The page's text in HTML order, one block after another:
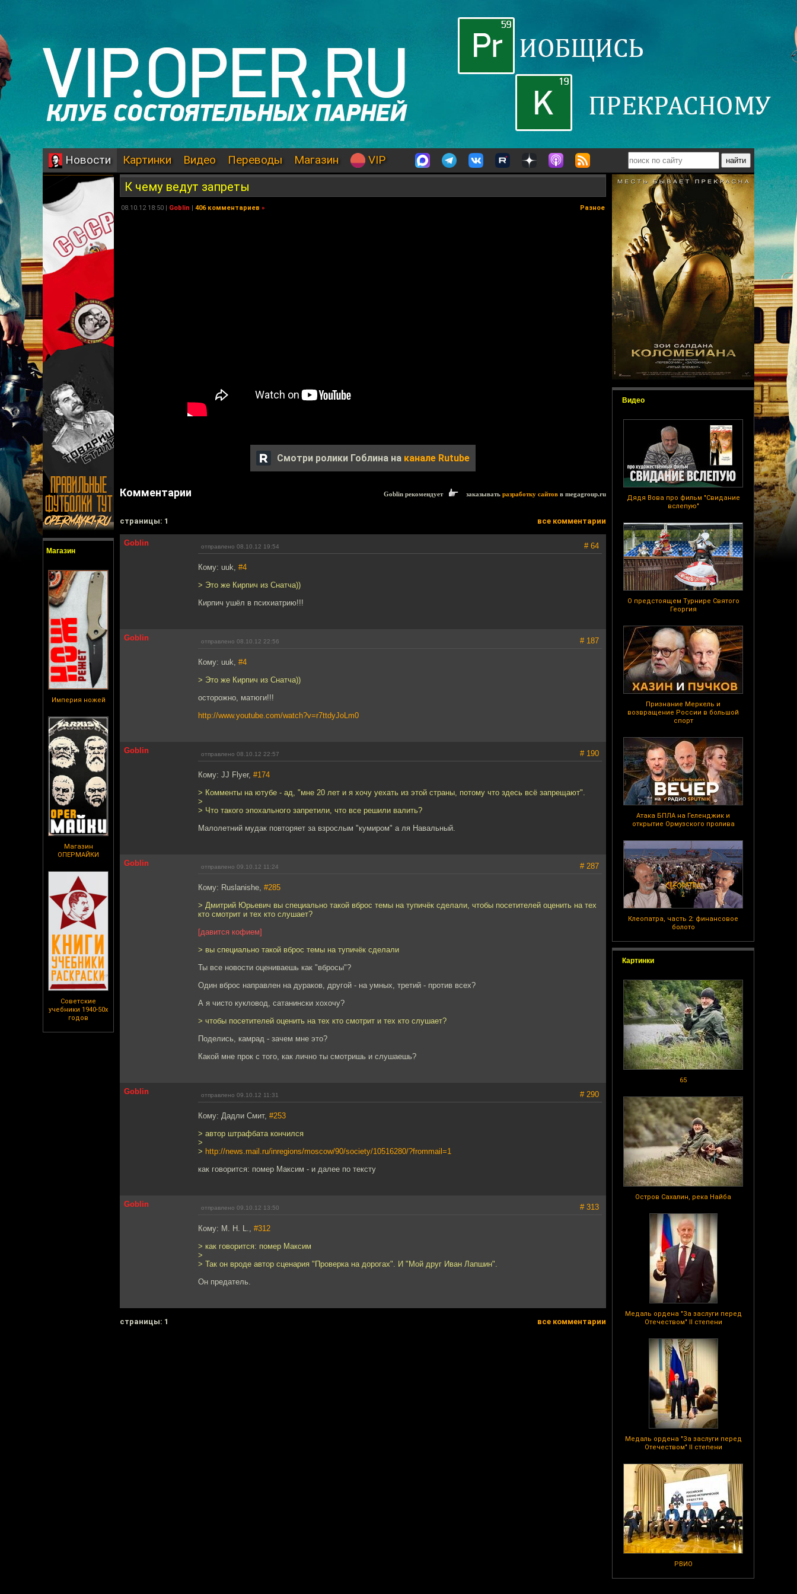
Новости Картинки Видео Переводы Магазин VIP
Магазин
Империя ножей
Магазин
ОПЕРМАЙКИ
Советские
учебники 1940-50х
годов
Видео
Дядя Вова про фильм "Свидание
вслепую"
О предстоящем Турнире Святого
Георгия
Признание Меркель и
возвращение России в большой
спорт
Атака БПЛА на Геленджик и
открытие Ормузского пролива
Клеопатра, часть 2: финансовое
болото
Картинки
65
Остров Сахалин, река Найба
Медаль ордена "За заслуги перед
Отечеством" II степени
Медаль ордена "За заслуги перед
Отечеством" II степени
РВИО
К чему ведут запреты
08.10.12 18:50 | Goblin | 406 комментариев » Разное
Смотри ролики Гоблина на канале Rutube
Комментарии Goblin рекомендует заказывать разработку сайтов в megagroup.ru
cтраницы: 1 все комментарии
Goblin отправлено 08.10.12 19:54 # 64
Кому: uuk, #4
> Это же Кирпич из Снатча))
Кирпич ушёл в психиатрию!!!
Goblin отправлено 08.10.12 22:56 # 187
Кому: uuk, #4
> Это же Кирпич из Снатча))
осторожно, матюги!!!
http://www.youtube.com/watch?v=r7ttdyJoLm0
Goblin отправлено 08.10.12 22:57 # 190
Кому: JJ Flyer, #174
> Комменты на ютубе - ад, "мне 20 лет и я хочу уехать из этой страны, потому что здесь всё запрещают".
>
> Что такого эпохального запретили, что все решили валить?
Малолетний мудак повторяет за взрослым "кумиром" а ля Навальный.
Goblin отправлено 09.10.12 11:24 # 287
Кому: Ruslanishe, #285
> Дмитрий Юрьевич вы специально такой вброс темы на тупичёк сделали, чтобы посетителей оценить на тех
кто смотрит и тех кто слушает?
[давится кофием]
> вы специально такой вброс темы на тупичёк сделали
Ты все новости оцениваешь как "вбросы"?
Один вброс направлен на дураков, другой - на умных, третий - против всех?
А я чисто кукловод, сатанински хохочу?
> чтобы посетителей оценить на тех кто смотрит и тех кто слушает?
Поделись, камрад - зачем мне это?
Какой мне прок с того, как лично ты смотришь и слушаешь?
Goblin отправлено 09.10.12 11:31 # 290
Кому: Дадли Смит, #253
> автор штрафбата кончился
>
> http://news.mail.ru/inregions/moscow/90/society/10516280/?frommail=1
как говорится: помер Максим - и далее по тексту
Goblin отправлено 09.10.12 13:50 # 313
Кому: M. H. L., #312
> как говорится: помер Максим
>
> Так он вроде автор сценария "Проверка на дорогах". И "Мой друг Иван Лапшин".
Он предатель.
cтраницы: 1 все комментарии